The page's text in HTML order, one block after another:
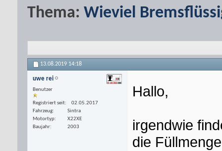
Thema: Wieviel
13.08.2019 14:18
uwe rei
Benutzer
Registriert seit
02.05.2017
Fahrzeug
Sintra
Motortyp
X22XE
Baujahr
2003
Hallo,
irgendwie
die